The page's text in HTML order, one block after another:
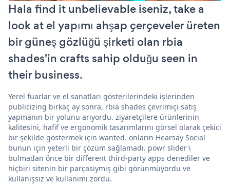
Hala find it unbelievable iseniz, take a
look at el yapımı ahşap çerçeveler üreten
bir güneş gözlüğü şirketi olan rbia
shades'in crafts sahip olduğu seen in
their business.
Yerel fuarlar ve el sanatları gösterilerindeki işlerinden
publicizing birkaç ay sonra, rbia shades çevrimiçi satış
yapmanın bir yolunu arıyordu. ziyaretçilere ürünlerinin
kalitesini, hafif ve ergonomik tasarımlarını görsel olarak çekici
bir şekilde göstermek için wanted. onların Hearsay Social
bunun için yeterli bir çözüm sağlamadı. powr slider'ı
bulmadan önce bir different third-party apps denediler ve
hiçbiri sitenin bir parçasıymış gibi görünmüyordu ve
kullanışsız ve kullanımı zordu.